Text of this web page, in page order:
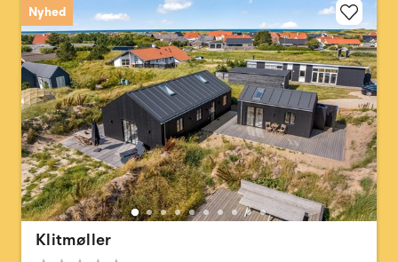
Nyhed
Klitmøller